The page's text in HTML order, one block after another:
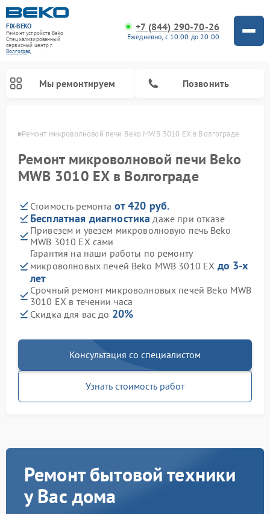
FIX-BEKO
Ремонт устройств Beko
Специализированный
cервисный центр г.
Волгоград
+7 (844) 290-70-26
Ежедневно, с 10:00 до 20:00
Мы ремонтируем Позвонить
Ремонт микроволновой печи Beko MWB 3010 EX в Волгограде
Ремонт микроволновой печи Beko
MWB 3010 EX в Волгограде
Стоимость ремонта от 420 руб.
Бесплатная диагностика даже при отказе
Привезем и увезем микроволновую печь Beko
MWB 3010 EX сами
Гарантия на наши работы по ремонту
микроволновых печей Beko MWB 3010 EX до 3-х
лет
Срочный ремонт микроволновых печей Beko MWB
3010 EX в течении часа
Скидка для вас до 20%
Консультация со специалистом
Узнать стоимость работ
Ремонт бытовой техники
у Вас дома